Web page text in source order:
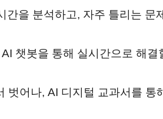
간을 분석하고, 자주 틀리는 문
챗봇을 통해 실시간으로 해결
벗어나, AI 디지털 교과서를 통